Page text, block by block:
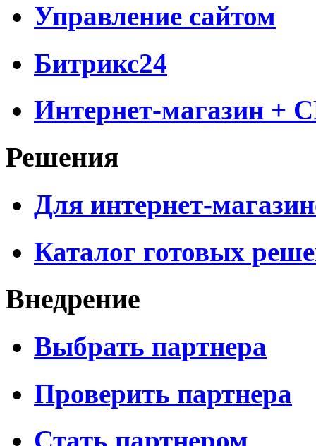
Управление сайтом
Битрикс24
Интернет-магазин +
Решения
Для интернет-
Каталог готовых
Внедрение
Выбрать партнера
Проверить партнера
Стать партнером